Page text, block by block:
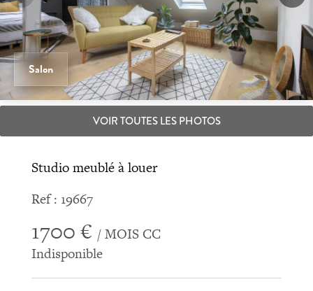
Salon
VOIR TOUTES LES PHOTOS
Studio meublé à louer
Ref : 19667
1700 € / MOIS CC
Indisponible